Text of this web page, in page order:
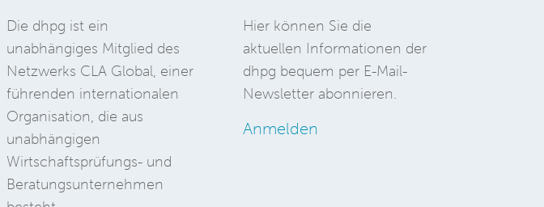
Die dhpg ist ein
unabhängiges Mitglied des
Netzwerks CLA Global, einer
führenden internationalen
Organisation, die aus
unabhängigen
Wirtschaftsprüfungs- und
Beratungsunternehmen
Hier können Sie die
aktuellen Informationen der
dhpg bequem per E-Mail-
Newsletter abonnieren.
Anmelden